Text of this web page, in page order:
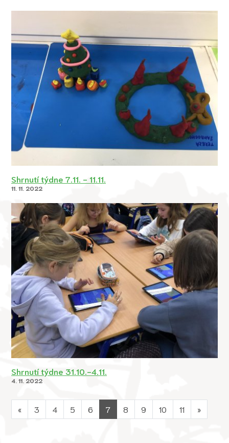
Shrnutí týdne 7.11. - 11.11.
11. 11. 2022
Shrnutí týdne 31.10.-4.11.
4. 11. 2022
« 3 4 5 6 7 8 9 10 11 »